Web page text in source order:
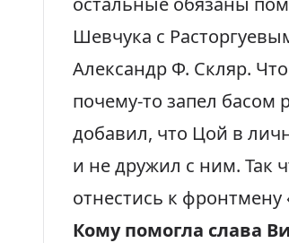
Шевчука с
Александр Ф. Скляр.
почему-то запел басом
добавил, что Цой в
и не дружил с ним. Так
отнестись к фронтмену
Кому помогла слава